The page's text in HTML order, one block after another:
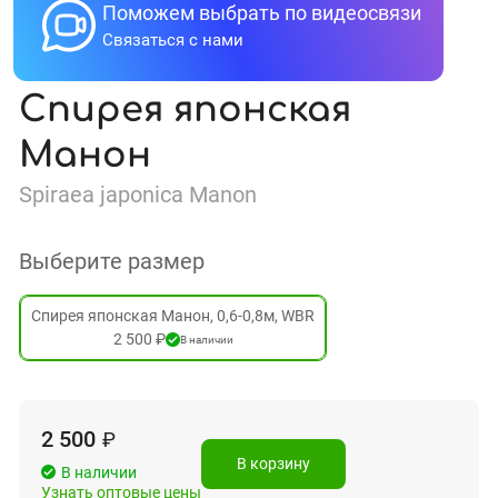
Поможем выбрать по видеосвязи
Связаться с нами
Спирея японская
Манон
Spiraea japonica Manon
Выберите размер
Спирея японская Манон, 0,6-0,8м, WBR
2 500 ₽
В наличии
2 500 ₽
В наличии
Узнать оптовые цены
В корзину